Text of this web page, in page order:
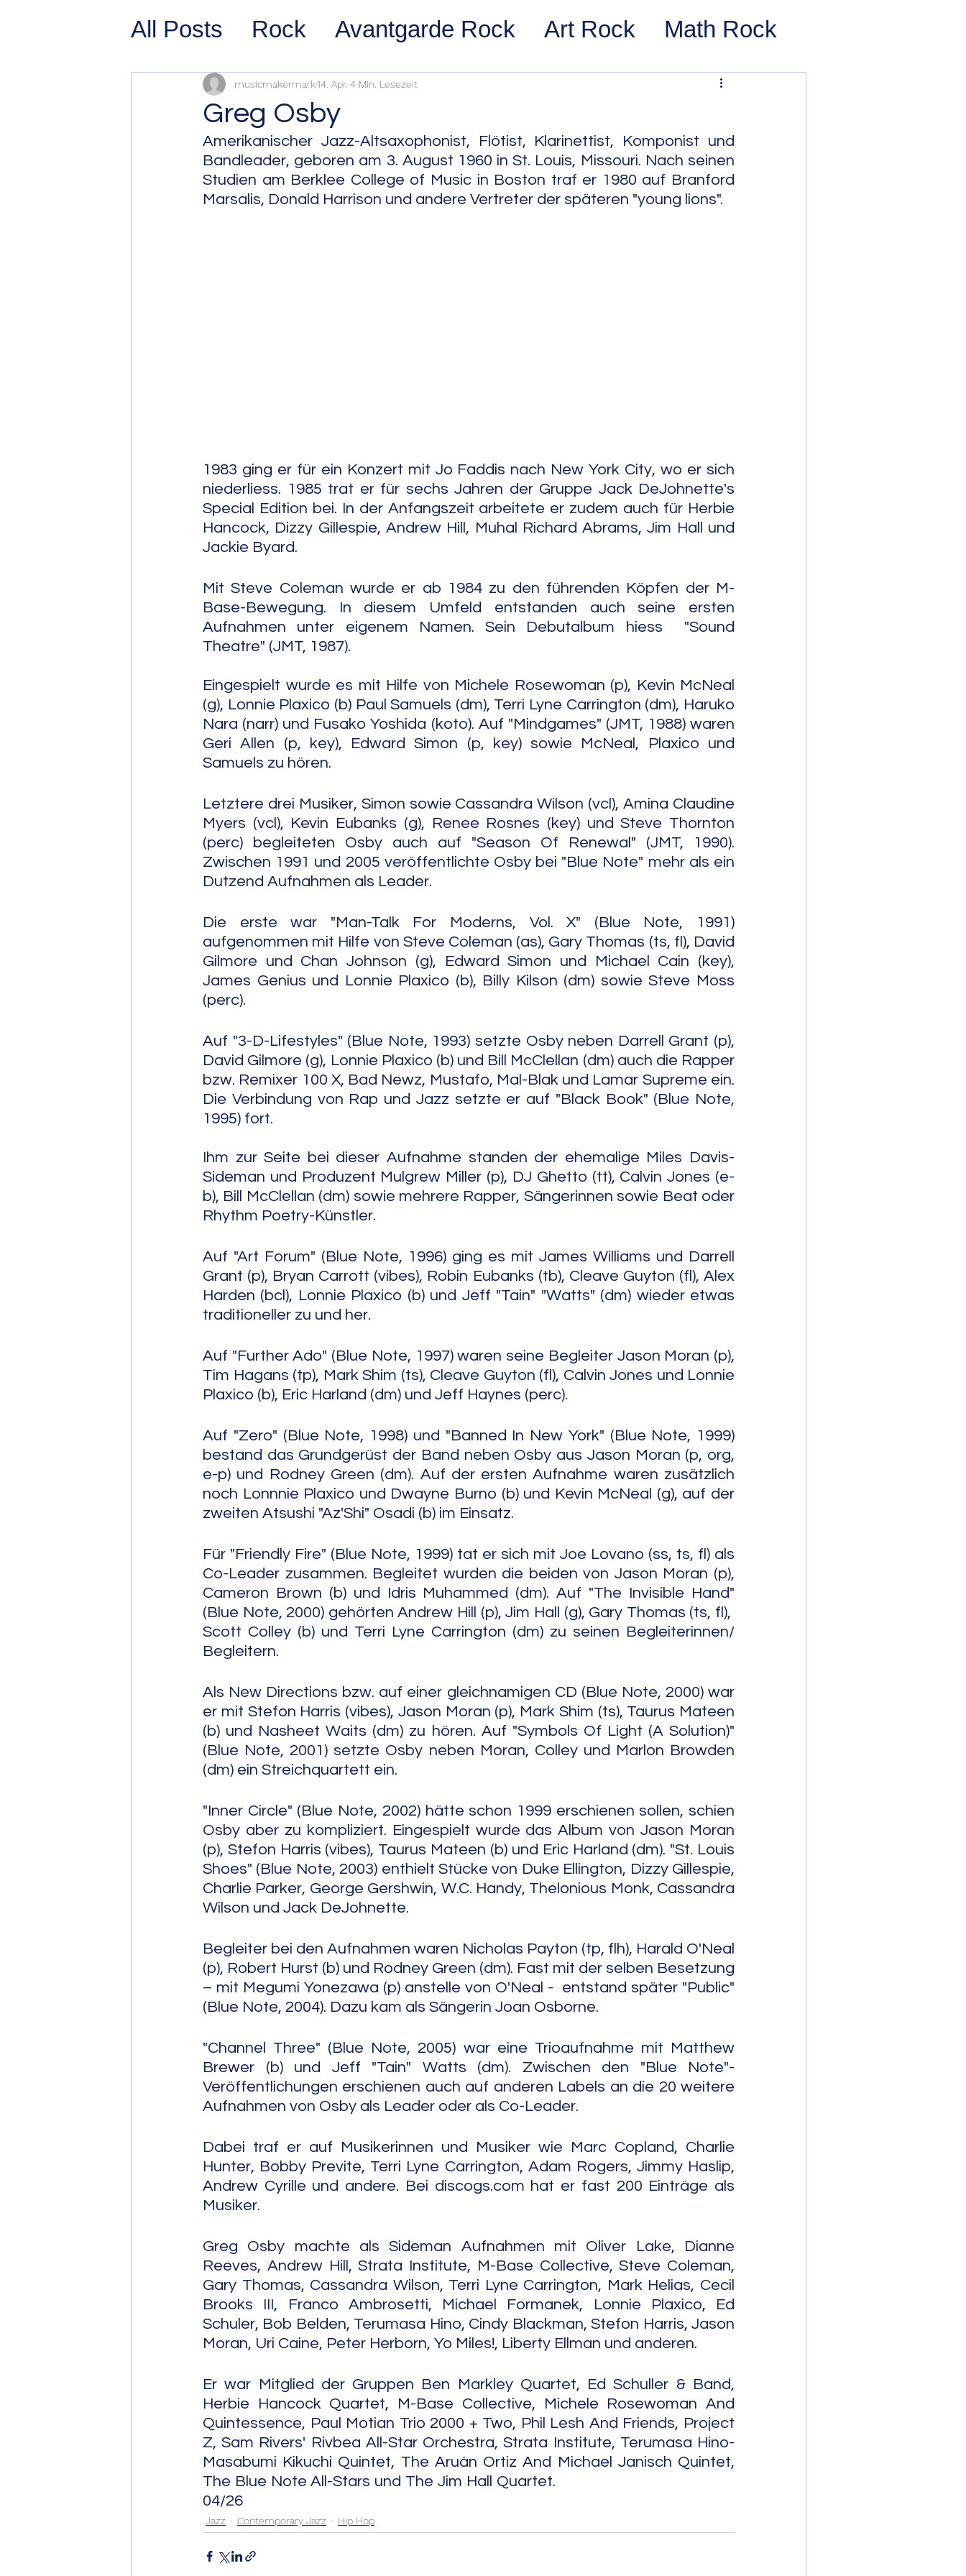
All Posts Rock Avantgarde Rock Art Rock Math Rock
Prog Rock Post Rock
Psychedelic/Space Rock Stoner Rock Alternative Rock
Hard Rock Garage Rock Indie Rock/Indie Pop Pop
Greg Osby
musicmakermark14. Apr. 4 Min. Lesezeit
Amerikanischer Jazz-Altsaxophonist, Flötist, Klarinettist, Komponist und
Bandleader, geboren am 3. August 1960 in St. Louis, Missouri. Nach seinen
Studien am Berklee College of Music in Boston traf er 1980 auf Branford
Marsalis, Donald Harrison und andere Vertreter der späteren "young lions".
1983 ging er für ein Konzert mit Jo Faddis nach New York City, wo er sich
niederliess. 1985 trat er für sechs Jahren der Gruppe Jack DeJohnette's
Special Edition bei. In der Anfangszeit arbeitete er zudem auch für Herbie
Hancock, Dizzy Gillespie, Andrew Hill, Muhal Richard Abrams, Jim Hall und
Jackie Byard.
Mit Steve Coleman wurde er ab 1984 zu den führenden Köpfen der M-
Base-Bewegung. In diesem Umfeld entstanden auch seine ersten
Aufnahmen unter eigenem Namen. Sein Debutalbum hiess  "Sound
Theatre" (JMT, 1987).
Eingespielt wurde es mit Hilfe von Michele Rosewoman (p), Kevin McNeal
(g), Lonnie Plaxico (b) Paul Samuels (dm), Terri Lyne Carrington (dm), Haruko
Nara (narr) und Fusako Yoshida (koto). Auf "Mindgames" (JMT, 1988) waren
Geri Allen (p, key), Edward Simon (p, key) sowie McNeal, Plaxico und
Samuels zu hören.
Letztere drei Musiker, Simon sowie Cassandra Wilson (vcl), Amina Claudine
Myers (vcl), Kevin Eubanks (g), Renee Rosnes (key) und Steve Thornton
(perc) begleiteten Osby auch auf "Season Of Renewal" (JMT, 1990).
Zwischen 1991 und 2005 veröffentlichte Osby bei "Blue Note" mehr als ein
Dutzend Aufnahmen als Leader.
Die erste war "Man-Talk For Moderns, Vol. X" (Blue Note, 1991)
aufgenommen mit Hilfe von Steve Coleman (as), Gary Thomas (ts, fl), David
Gilmore und Chan Johnson (g), Edward Simon und Michael Cain (key),
James Genius und Lonnie Plaxico (b), Billy Kilson (dm) sowie Steve Moss
(perc).
Auf "3-D-Lifestyles" (Blue Note, 1993) setzte Osby neben Darrell Grant (p),
David Gilmore (g), Lonnie Plaxico (b) und Bill McClellan (dm) auch die Rapper
bzw. Remixer 100 X, Bad Newz, Mustafo, Mal-Blak und Lamar Supreme ein.
Die Verbindung von Rap und Jazz setzte er auf "Black Book" (Blue Note,
1995) fort.
Ihm zur Seite bei dieser Aufnahme standen der ehemalige Miles Davis-
Sideman und Produzent Mulgrew Miller (p), DJ Ghetto (tt), Calvin Jones (e-
b), Bill McClellan (dm) sowie mehrere Rapper, Sängerinnen sowie Beat oder
Rhythm Poetry-Künstler.
Auf "Art Forum" (Blue Note, 1996) ging es mit James Williams und Darrell
Grant (p), Bryan Carrott (vibes), Robin Eubanks (tb), Cleave Guyton (fl), Alex
Harden (bcl), Lonnie Plaxico (b) und Jeff "Tain" "Watts" (dm) wieder etwas
traditioneller zu und her.
Auf "Further Ado" (Blue Note, 1997) waren seine Begleiter Jason Moran (p),
Tim Hagans (tp), Mark Shim (ts), Cleave Guyton (fl), Calvin Jones und Lonnie
Plaxico (b), Eric Harland (dm) und Jeff Haynes (perc).
Auf "Zero" (Blue Note, 1998) und "Banned In New York" (Blue Note, 1999)
bestand das Grundgerüst der Band neben Osby aus Jason Moran (p, org,
e-p) und Rodney Green (dm). Auf der ersten Aufnahme waren zusätzlich
noch Lonnnie Plaxico und Dwayne Burno (b) und Kevin McNeal (g), auf der
zweiten Atsushi "Az'Shi" Osadi (b) im Einsatz.
Für "Friendly Fire" (Blue Note, 1999) tat er sich mit Joe Lovano (ss, ts, fl) als
Co-Leader zusammen. Begleitet wurden die beiden von Jason Moran (p),
Cameron Brown (b) und Idris Muhammed (dm). Auf "The Invisible Hand"
(Blue Note, 2000) gehörten Andrew Hill (p), Jim Hall (g), Gary Thomas (ts, fl),
Scott Colley (b) und Terri Lyne Carrington (dm) zu seinen Begleiterinnen/
Begleitern.
Als New Directions bzw. auf einer gleichnamigen CD (Blue Note, 2000) war
er mit Stefon Harris (vibes), Jason Moran (p), Mark Shim (ts), Taurus Mateen
(b) und Nasheet Waits (dm) zu hören. Auf "Symbols Of Light (A Solution)"
(Blue Note, 2001) setzte Osby neben Moran, Colley und Marlon Browden
(dm) ein Streichquartett ein.
"Inner Circle" (Blue Note, 2002) hätte schon 1999 erschienen sollen, schien
Osby aber zu kompliziert. Eingespielt wurde das Album von Jason Moran
(p), Stefon Harris (vibes), Taurus Mateen (b) und Eric Harland (dm). "St. Louis
Shoes" (Blue Note, 2003) enthielt Stücke von Duke Ellington, Dizzy Gillespie,
Charlie Parker, George Gershwin, W.C. Handy, Thelonious Monk, Cassandra
Wilson und Jack DeJohnette.
Begleiter bei den Aufnahmen waren Nicholas Payton (tp, flh), Harald O'Neal
(p), Robert Hurst (b) und Rodney Green (dm). Fast mit der selben Besetzung
– mit Megumi Yonezawa (p) anstelle von O'Neal -  entstand später "Public"
(Blue Note, 2004). Dazu kam als Sängerin Joan Osborne.
"Channel Three" (Blue Note, 2005) war eine Trioaufnahme mit Matthew
Brewer (b) und Jeff "Tain" Watts (dm). Zwischen den "Blue Note"-
Veröffentlichungen erschienen auch auf anderen Labels an die 20 weitere
Aufnahmen von Osby als Leader oder als Co-Leader.
Dabei traf er auf Musikerinnen und Musiker wie Marc Copland, Charlie
Hunter, Bobby Previte, Terri Lyne Carrington, Adam Rogers, Jimmy Haslip,
Andrew Cyrille und andere. Bei discogs.com hat er fast 200 Einträge als
Musiker.
Greg Osby machte als Sideman Aufnahmen mit Oliver Lake, Dianne
Reeves, Andrew Hill, Strata Institute, M-Base Collective, Steve Coleman,
Gary Thomas, Cassandra Wilson, Terri Lyne Carrington, Mark Helias, Cecil
Brooks III, Franco Ambrosetti, Michael Formanek, Lonnie Plaxico, Ed
Schuler, Bob Belden, Terumasa Hino, Cindy Blackman, Stefon Harris, Jason
Moran, Uri Caine, Peter Herborn, Yo Miles!, Liberty Ellman und anderen.
Er war Mitglied der Gruppen Ben Markley Quartet, Ed Schuller & Band,
Herbie Hancock Quartet, M-Base Collective, Michele Rosewoman And
Quintessence, Paul Motian Trio 2000 + Two, Phil Lesh And Friends, Project
Z, Sam Rivers' Rivbea All-Star Orchestra, Strata Institute, Terumasa Hino-
Masabumi Kikuchi Quintet, The Aruán Ortiz And Michael Janisch Quintet,
The Blue Note All-Stars und The Jim Hall Quartet.
04/26
Jazz Contemporary Jazz Hip Hop